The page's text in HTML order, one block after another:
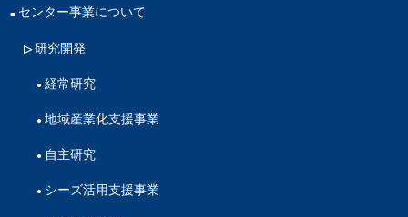
センター事業について
研究開発
経常研究
地域産業化支援事業
自主研究
シーズ活用支援事業